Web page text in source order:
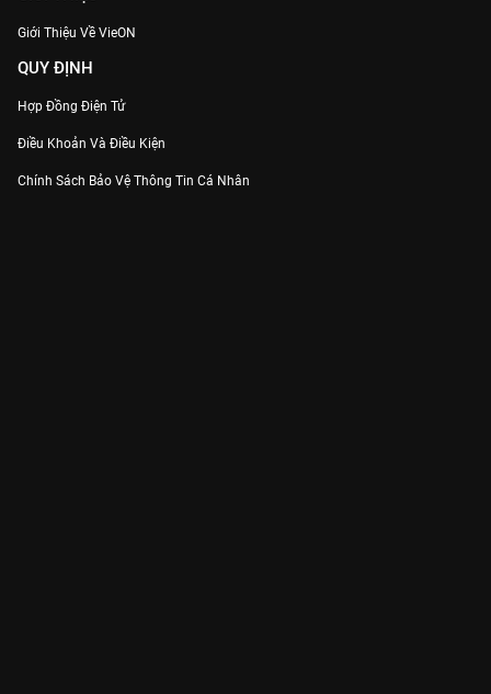
Giới Thiệu Về VieON
QUY ĐỊNH
Hợp Đồng Điện Tử
Điều Khoản Và Điều Kiện
Chính Sách Bảo Vệ Thông Tin Cá Nhân